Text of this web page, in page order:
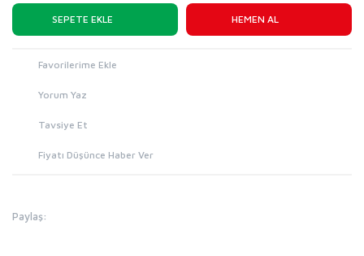
SEPETE EKLE HEMEN AL
Yorum Yaz
Tavsiye Et
Fiyatı Düşünce Haber Ver
Paylaş: